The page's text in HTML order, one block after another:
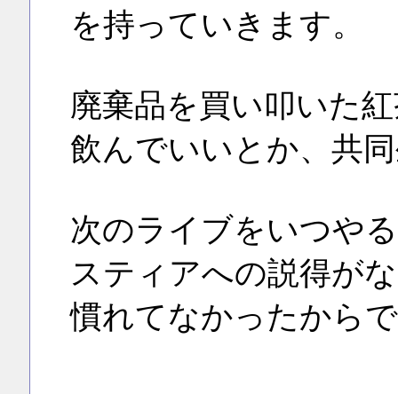
を持っていきます。
廃棄品を買い叩いた
飲んでいいとか、共
次のライブをいつや
スティアへの説得が
慣れてなかったから